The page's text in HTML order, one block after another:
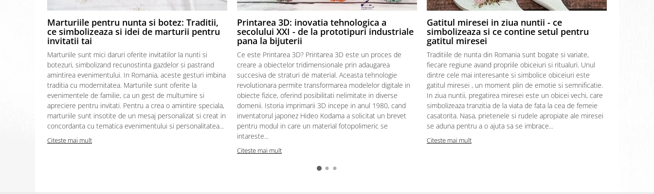
Marturiile pentru nunta si botez: Traditii,
ce simbolizeaza si idei de marturii pentru
invitatii tai
Marturiile sunt mici daruri oferite invitatilor la nunti si
botezuri, simbolizand recunostinta gazdelor si pastrand
amintirea evenimentului. In Romania, aceste gesturi imbina
traditia cu modernitatea. Marturiile sunt oferite la
evenimentele de familie, ca un gest de multumire si
apreciere pentru invitati. Pentru a crea o amintire speciala,
marturiile sunt insotite de un mesaj personalizat si creat in
concordanta cu tematica evenimentului si personalitatea...
Citeste mai mult
Printarea 3D: inovatia tehnologica a
secolului XXI - de la prototipuri industriale
pana la bijuterii
Ce este Printarea 3D? Printarea 3D este un proces de
creare a obiectelor tridimensionale prin adaugarea
succesiva de straturi de material. Aceasta tehnologie
revolutionara permite transformarea modelelor digitale in
obiecte fizice, oferind posibilitati nelimitate in diverse
domenii. Istoria imprimarii 3D incepe in anul 1980, cand
inventatorul japonez Hideo Kodama a solicitat un brevet
pentru modul in care un material fotopolimeric se
intareste...
Citeste mai mult
Gatitul miresei in ziua nuntii - ce
simbolizeaza si ce contine setul pentru
gatitul miresei
Traditiile de nunta din Romania sunt bogate si variate,
fiecare regiune avand propriile obiceiuri si ritualuri. Unul
dintre cele mai interesante si simbolice obiceiuri este
gatitul miresei , un moment plin de emotie si semnificatie.
In ziua nuntii, pregatirea miresei este un obicei vechi, care
simbolizeaza tranzitia de la viata de fata la cea de femeie
casatorita. Nasa, prietenele si rudele apropiate ale miresei
se aduna pentru a o ajuta sa se imbrace...
Citeste mai mult